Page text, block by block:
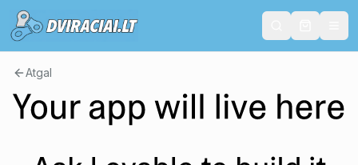
Atgal